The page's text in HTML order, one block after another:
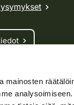
mainosten